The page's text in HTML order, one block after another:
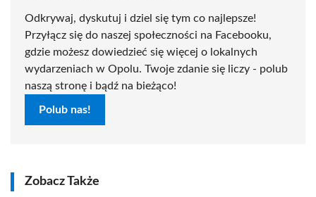
Odkrywaj, dyskutuj i dziel się tym co najlepsze!
Przyłącz się do naszej społeczności na Facebooku,
gdzie możesz dowiedzieć się więcej o lokalnych
wydarzeniach w Opolu. Twoje zdanie się liczy - polub
naszą stronę i bądź na bieżąco!
Polub nas!
Zobacz Także